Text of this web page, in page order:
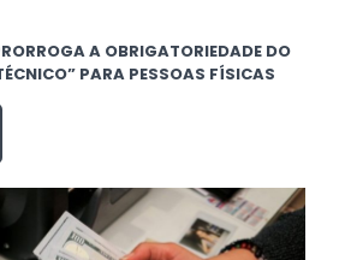
A OBRIGATORIEDADE DO
PARA PESSOAS FÍSICAS